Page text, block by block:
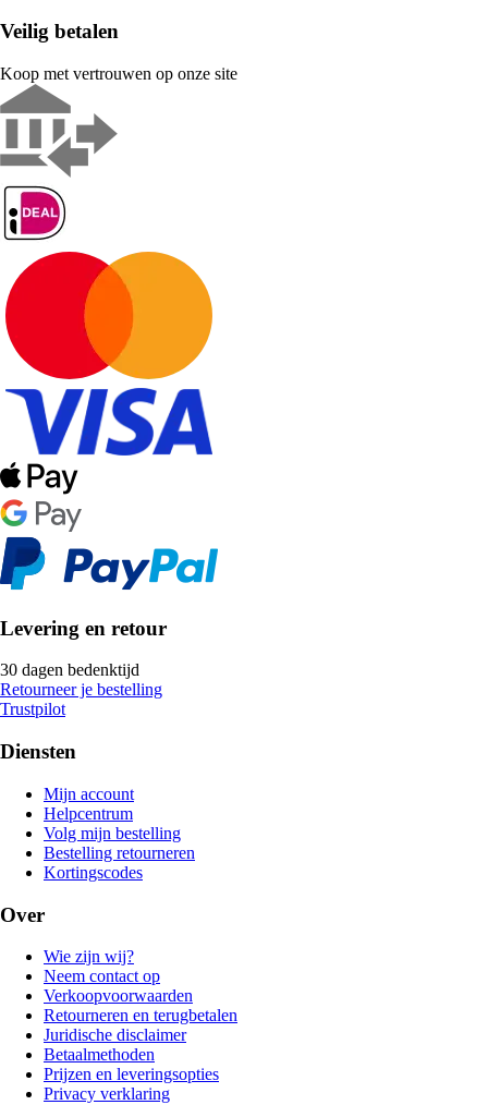
Veilig betalen
Koop met vertrouwen op onze site
Levering en retour
30 dagen bedenktijd
Retourneer je bestelling
Trustpilot
Diensten
Mijn account
Helpcentrum
Volg mijn bestelling
Bestelling retourneren
Kortingscodes
Over
Wie zijn wij?
Neem contact op
Verkoopvoorwaarden
Retourneren en terugbetalen
Juridische disclaimer
Betaalmethoden
Prijzen en leveringsopties
Privacy verklaring